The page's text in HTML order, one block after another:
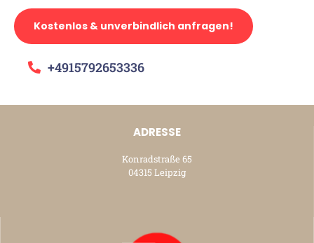
Kostenlos & unverbindlich anfragen!
+4915792653336
ADRESSE
Konradstraße 65
04315 Leipzig